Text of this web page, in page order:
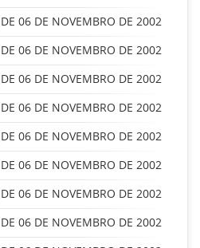
06 DE NOVEMBRO DE 2002
06 DE NOVEMBRO DE 2002
06 DE NOVEMBRO DE 2002
06 DE NOVEMBRO DE 2002
06 DE NOVEMBRO DE 2002
06 DE NOVEMBRO DE 2002
06 DE NOVEMBRO DE 2002
06 DE NOVEMBRO DE 2002